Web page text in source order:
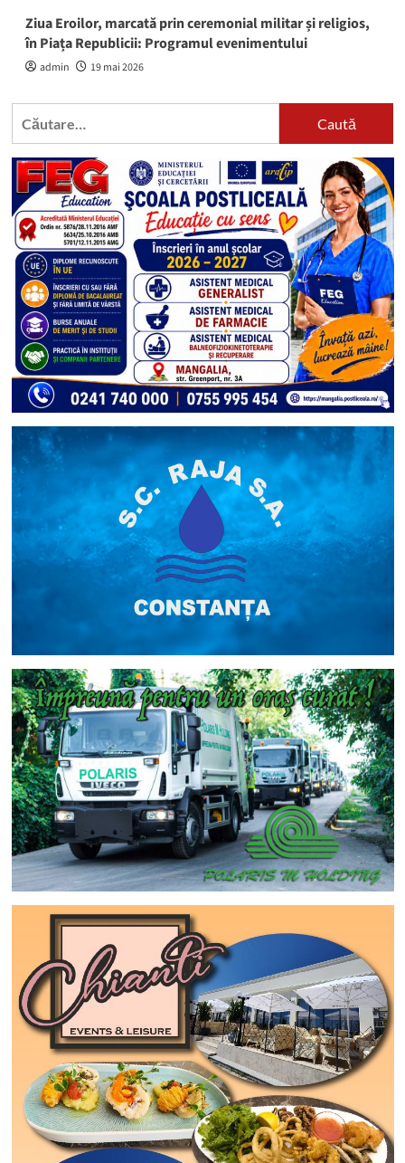
Ziua Eroilor, marcată prin ceremonial militar și religios,
în Piața Republicii: Programul evenimentului
admin 19 mai 2026
Caută